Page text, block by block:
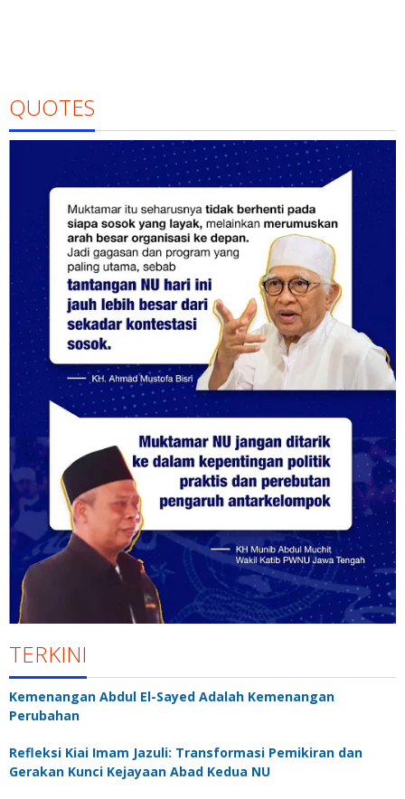
QUOTES
TERKINI
Kemenangan Abdul El-Sayed Adalah Kemenangan
Perubahan
Refleksi Kiai Imam Jazuli: Transformasi Pemikiran dan
Gerakan Kunci Kejayaan Abad Kedua NU